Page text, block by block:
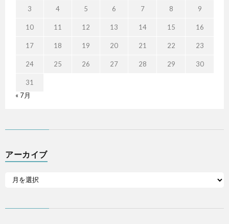
3 4 5 6 7 8 9
10 11 12 13 14 15 16
17 18 19 20 21 22 23
24 25 26 27 28 29 30
31
« 7月
アーカイブ